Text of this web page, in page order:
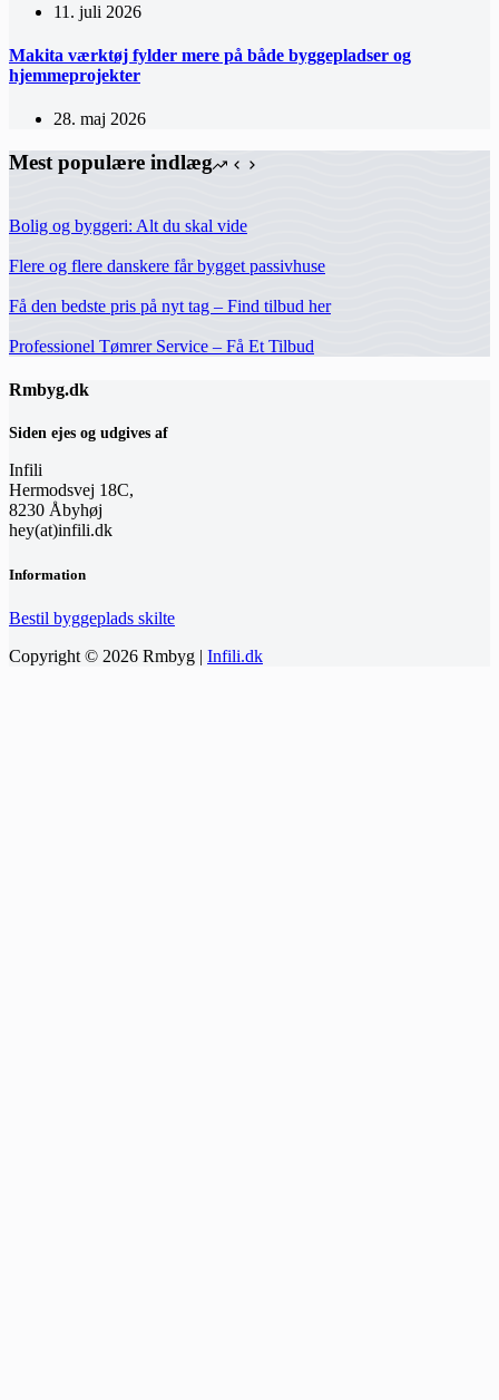
11. juli 2026
Makita værktøj fylder mere på både byggepladser og
hjemmeprojekter
28. maj 2026
Mest populære indlæg
Bolig og byggeri: Alt du skal vide
Flere og flere danskere får bygget passivhuse
Få den bedste pris på nyt tag – Find tilbud her
Professionel Tømrer Service – Få Et Tilbud
Rmbyg.dk
Siden ejes og udgives af
Infili
Hermodsvej 18C,
8230 Åbyhøj
hey(at)infili.dk
Information
Bestil byggeplads skilte
Copyright © 2026 Rmbyg | Infili.dk